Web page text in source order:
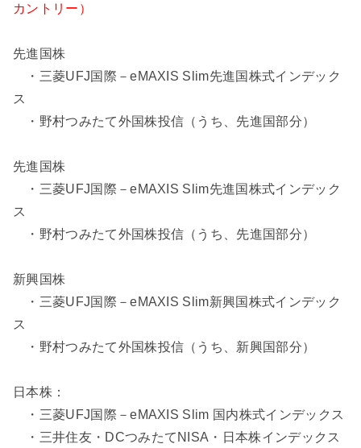
カントリー）
先進国株
・三菱UFJ国際－eMAXIS Slim先進国株式インデック
ス
・野村つみたて外国株投信（うち、先進国部分）
先進国株
・三菱UFJ国際－eMAXIS Slim先進国株式インデック
ス
・野村つみたて外国株投信（うち、先進国部分）
新興国株
・三菱UFJ国際－eMAXIS Slim新興国株式インデック
ス
・野村つみたて外国株投信（うち、新興国部分）
日本株：
・三菱UFJ国際－eMAXIS Slim 国内株式インデックス
・三井住友・DCつみたてNISA・日本株インデックス